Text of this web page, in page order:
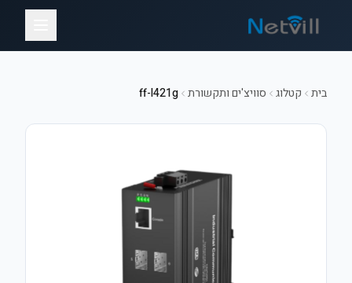
בית קטלוג סוויצ'ים ותקשורת ff-l421g